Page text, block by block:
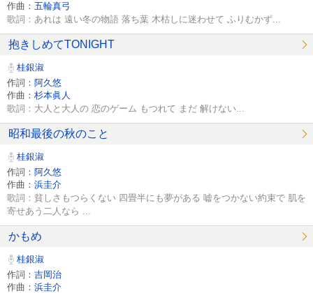
作曲： 五輪真弓
歌詞：あれは 遠い冬の物語 落ち葉 木枯しに迷わせて ふりむかず...
抱きしめてTONIGHT
桂銀淑
作詞： 阿久悠
作曲： 杉本眞人
歌詞：大人と大人の 恋のゲーム もつれて まだ 解けない...
昭和最後の秋のこと
桂銀淑
作詞： 阿久悠
作曲： 浜圭介
歌詞：貧しさもつらくない 四畳半にも夢がある 嘘をつかない約束で 肌を
寄せあう二人なら ...
かもめ
桂銀淑
作詞： 吉岡治
作曲： 浜圭介